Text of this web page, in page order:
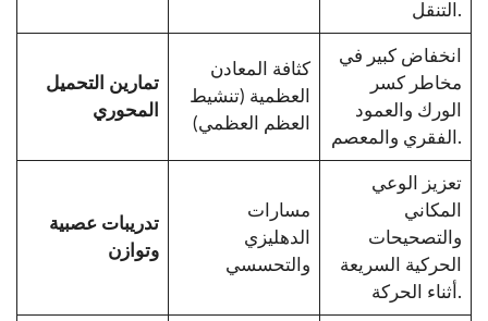
التنقل.
تمارين التحميل
المحوري
كثافة المعادن
العظمية (تنشيط
العظم العظمي)
انخفاض كبير في
مخاطر كسر
الورك والعمود
الفقري والمعصم.
تدريبات عصبية
وتوازن
مسارات
الدهليزي
والتحسسي
تعزيز الوعي
المكاني
والتصحيحات
الحركية السريعة
أثناء الحركة.